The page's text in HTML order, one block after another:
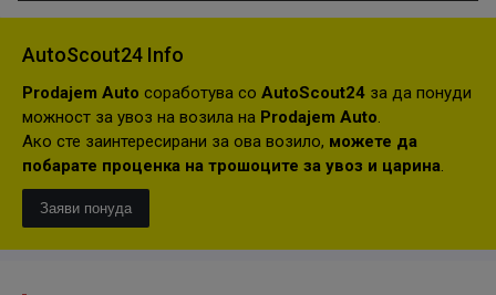
AutoScout24 Info
Prodajem Auto соработува со AutoScout24 за да понуди
можност за увоз на возила на Prodajem Auto.
Ако сте заинтересирани за ова возило, можете да
побарате проценка на трошоците за увоз и царина.
Заяви понуда